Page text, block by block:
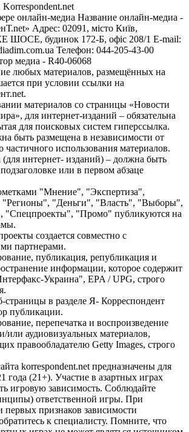
онлайн-медиа Название онлайн-медиа -
Адрес: 02091, місто Київ,
ШОСЕ, будинок 172-Б, офіс 208/1 E-mail:
Телефон: 044-205-43-00
медиа - R40-06068
любых материалов, размещённых на
при условии ссылки на
материалов со страницы «Новости
для интернет-изданий – обязательна
для поисковых систем гиперссылка.
быть размещена в независимости от
частичного использования материалов.
(для интернет- изданий) – должна быть
или в первом абзаце
"Мнение", "Экспертиза",
"Регионы", "Деньги", "Власть", "Выборы",
"Спецпроекты", "Промо" публикуются на
создается совместно с
партнерами.
публикация, републикация и
информации, которое содержит
Украина", EPA / UPG, строго
страницы в разделе Я- Корреспондент
публикации.
перепечатка и воспроизведение
или аудиовизуальных материалов,
правообладателю Getty Images, строго
korrespondent.net предназначены для
года (21+). Участие в азартных играх
игровую зависимость. Соблюдайте
ответственной игры. При
первых признаков зависимости
к специалисту. Помните, что